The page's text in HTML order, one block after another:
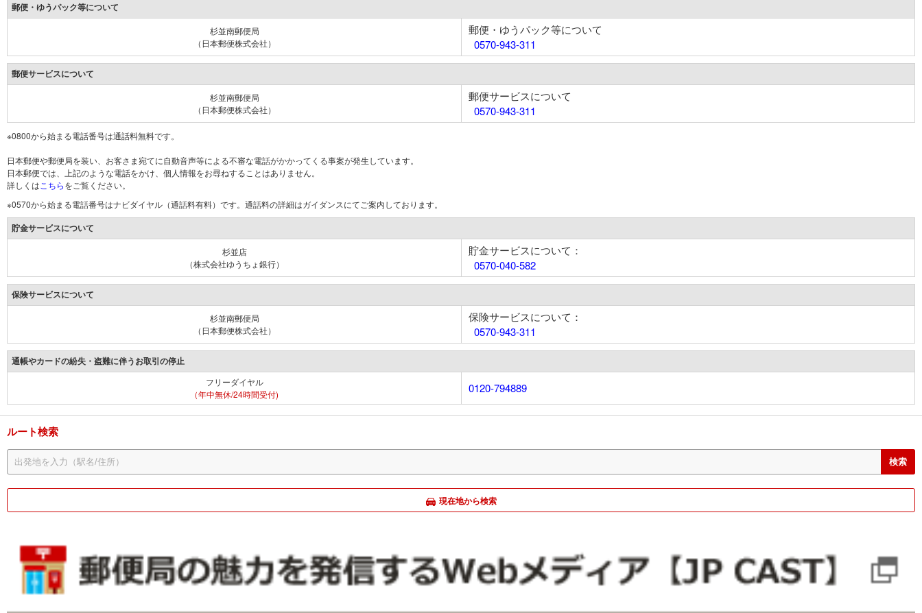
郵便・ゆうパック等について
杉並南郵便局
（日本郵便株式会社）
郵便・ゆうパック等について
0570-943-311
郵便サービスについて
杉並南郵便局
（日本郵便株式会社）
郵便サービスについて
0570-943-311
※0800から始まる電話番号は通話料無料です。
日本郵便や郵便局を装い、お客さま宛てに自動音声等による不審な電話がかかってくる事案が発生しています。
日本郵便では、上記のような電話をかけ、個人情報をお尋ねすることはありません。
詳しくは こちらをご覧ください。
※0570から始まる電話番号はナビダイヤル（通話料有料）です。通話料の詳細はガイダンスにてご案内しております。
貯金サービスについて
杉並店
（株式会社ゆうちょ銀行）
貯金サービスについて：
0570-040-582
保険サービスについて
杉並南郵便局
（日本郵便株式会社）
保険サービスについて：
0570-943-311
通帳やカードの紛失・盗難に伴うお取引の停止
フリーダイヤル
（年中無休/24時間受付)
0120-794889
ルート検索
現在地から検索